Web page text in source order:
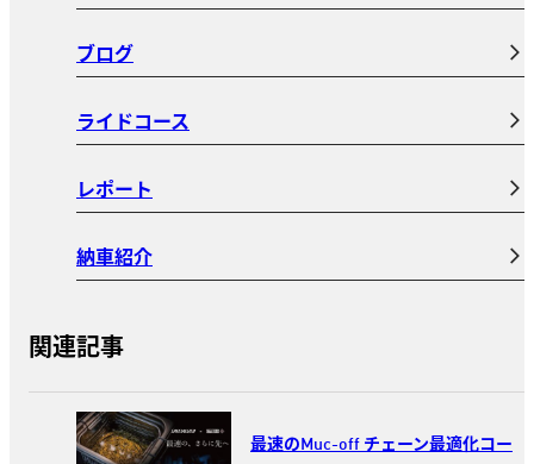
ブログ
ライドコース
レポート
納車紹介
関連記事
最速のMuc-off チェーン最適化コー